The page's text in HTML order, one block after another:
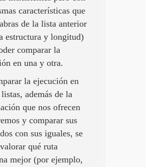
características que
de la lista anterior
estructura y longitud)
comparar la
en una y otra.
la ejecución en
además de la
que nos ofrecen
y comparar sus
con sus iguales, se
qué ruta
mejor (por ejemplo,